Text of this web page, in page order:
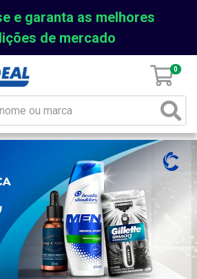
e garanta as melhores
de mercado
0